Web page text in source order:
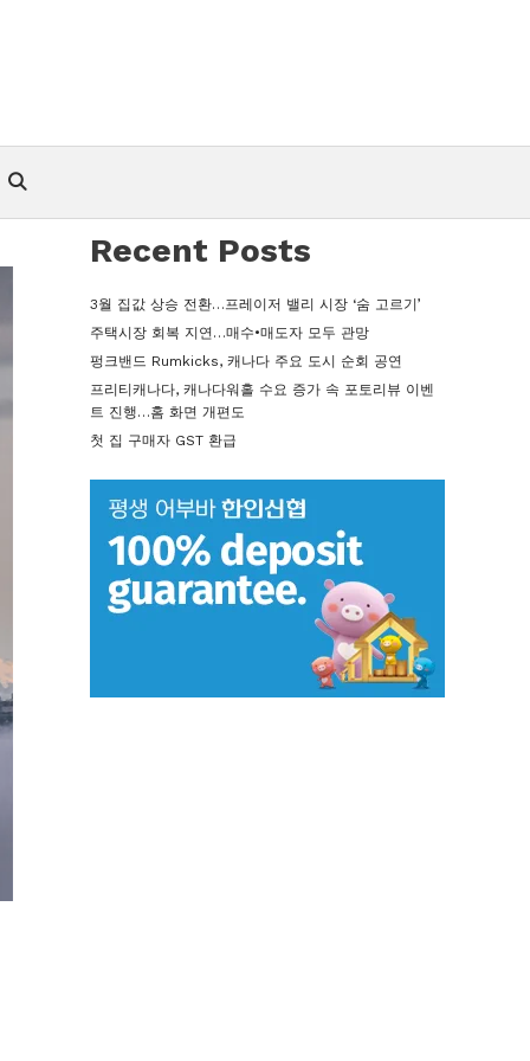
Recent Posts
3월 집값 상승 전환…프레이저 밸리 시장 ‘숨 고르기’
주택시장 회복 지연…매수•매도자 모두 관망
펑크밴드 Rumkicks, 캐나다 주요 도시 순회 공연
프리티캐나다, 캐나다워홀 수요 증가 속 포토리뷰 이벤
트 진행…홈 화면 개편도
첫 집 구매자 GST 환급